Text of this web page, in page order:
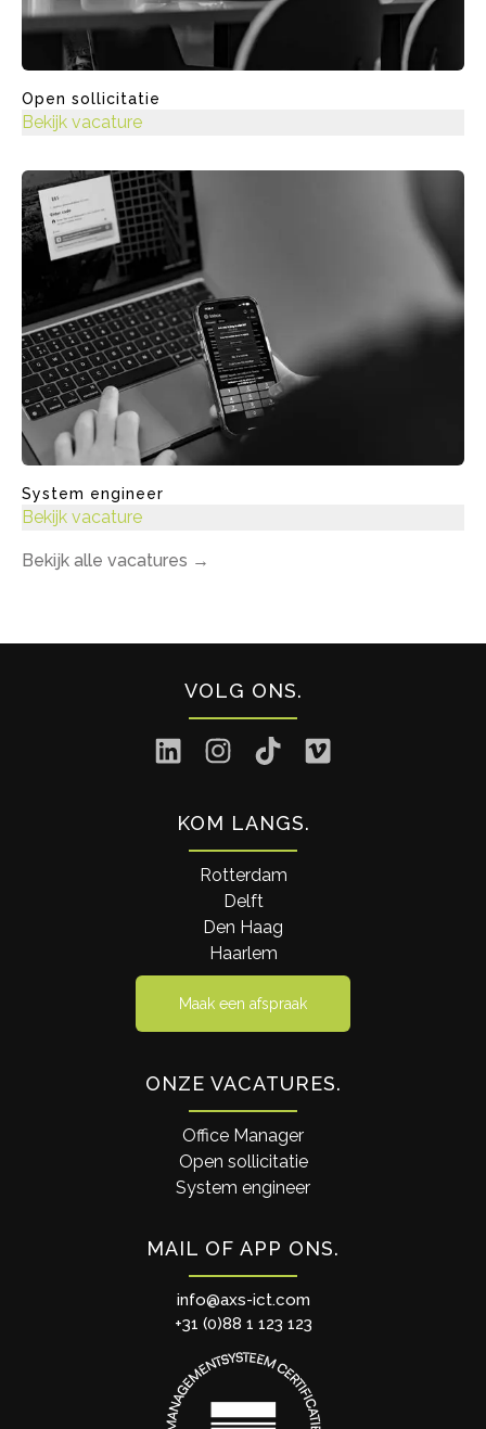
Open sollicitatie
Bekijk vacature
System engineer
Bekijk vacature
Bekijk alle vacatures →
VOLG ONS
KOM LANGS
Rotterdam
Delft
Den Haag
Haarlem
Maak een afspraak
ONZE VACATURES
Office Manager
Open sollicitatie
System engineer
MAIL OF APP ONS
info@axs-ict.com
+31 (0)88 1 123 123